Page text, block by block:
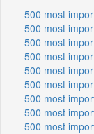
500 most
500 most
500 most
500 most
500 most
500 most
500 most
500 most
500 most